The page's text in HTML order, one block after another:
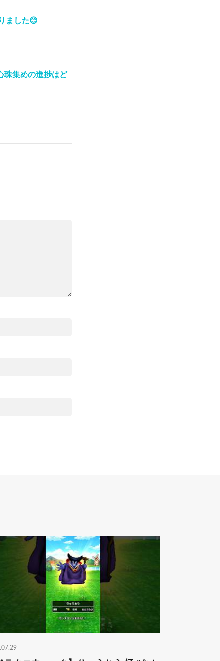
ました😊
珠集めの進捗はど